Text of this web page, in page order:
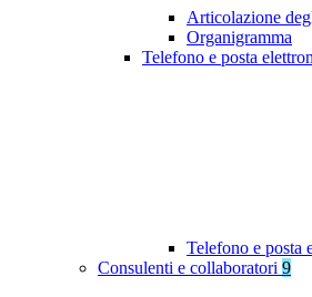
Articolazione
Organigramma
Telefono e posta
Telefono e posta
Consulenti e collaboratori 9